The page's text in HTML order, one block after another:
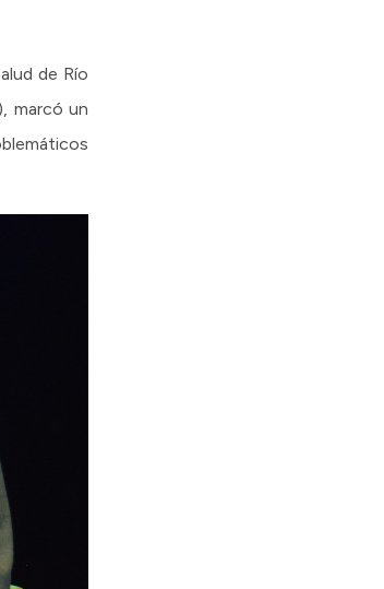
de Río
marcó un